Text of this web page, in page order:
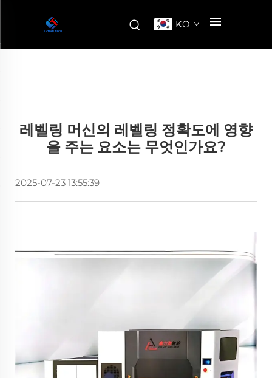
KO
레벨링 머신의 레벨링 정확도에 영향
을 주는 요소는 무엇인가요?
2025-07-23 13:55:39